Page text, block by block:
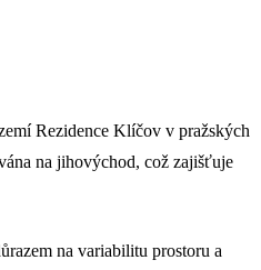
Rezidence Klíčov v pražských
na jihovýchod, což zajišťuje
na variabilitu prostoru a